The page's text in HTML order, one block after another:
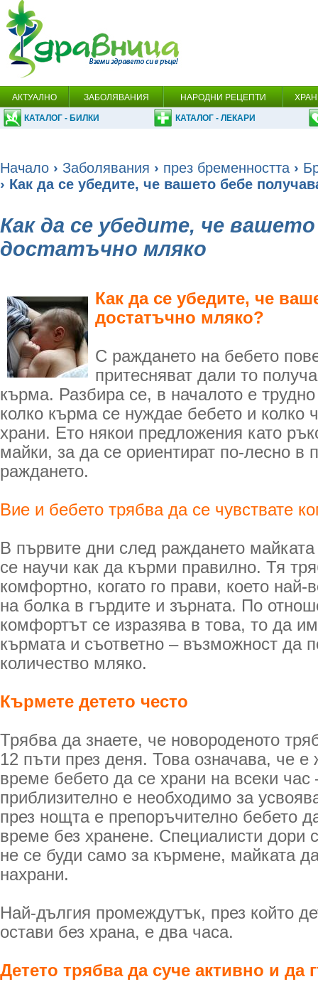
АКТУАЛНО ЗАБОЛЯВАНИЯ НАРОДНИ РЕЦЕПТИ
КАТАЛОГ - БИЛКИ КАТАЛОГ - ЛЕКАРИ
Начало › Заболявания › през бременността ›
› Как да се убедите, че вашето бебе
Как да се убедите, че
достатъчно мляко
Как да се убедите, че
достатъчно мляко?
С раждането на бебето
притесняват дали то
кърма. Разбира се, в началото е
колко кърма се нуждае бебето и колко
храни. Ето някои предложения като
майки, за да се ориентират по-лесно в
раждането.
Вие и бебето трябва да се чувствате
В първите дни след раждането
се научи как да кърми правилно. Тя
комфортно, когато го прави, което най-
на болка в гърдите и зърната. По
комфортът се изразява в това, то да
кърмата и съответно – възможност да
количество мляко.
Кърмете детето често
Трябва да знаете, че новороденото
12 пъти през деня. Това означава, че
време бебето да се храни на всеки час
приблизително е необходимо за
през нощта е препоръчително бебето
време без хранене. Специалисти дори
не се буди само за кърмене, майката
нахрани.
Най-дългия промеждутък, през който
остави без храна, е два часа.
Детето трябва да суче активно и да